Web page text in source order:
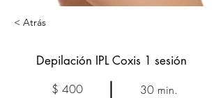
< Atrás
Depilación IPL Coxis 1 sesión
$ 400
30 min.